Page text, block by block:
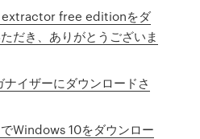
free editionをダ
だき、ありがとうございま
イザーにダウンロードさ
Windows 10をダウンロー